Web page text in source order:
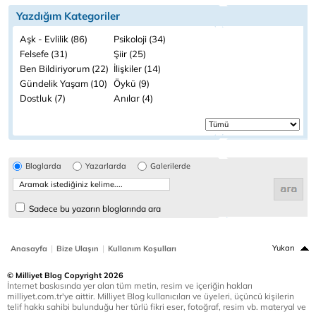
Yazdığım Kategoriler
Aşk - Evlilik (86)
Psikoloji (34)
Felsefe (31)
Şiir (25)
Ben Bildiriyorum (22) İlişkiler (14)
Gündelik Yaşam (10)
Öykü (9)
Dostluk (7)
Anılar (4)
Bloglarda Yazarlarda Galerilerde
Sadece bu yazarın bloglarında ara
Anasayfa | Bize Ulaşın | Kullanım Koşulları Yukarı
© Milliyet Blog Copyright 2026
İnternet baskısında yer alan tüm metin, resim ve içeriğin hakları
milliyet.com.tr'ye aittir. Milliyet Blog kullanıcıları ve üyeleri, üçüncü kişilerin
telif hakkı sahibi bulunduğu her türlü fikri eser, fotoğraf, resim vb. materyal ve